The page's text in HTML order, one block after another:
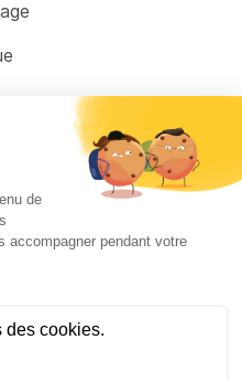
Via Compétences